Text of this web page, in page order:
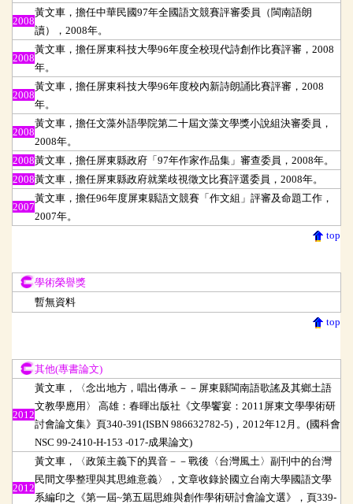
2008
黃文車，擔任中華民國97年全國語文競賽評審委員（閩南語朗
讀），2008年。
2008
黃文車，擔任屏東科技大學96年度全校現代詩創作比賽評審，2008
年。
2008
黃文車，擔任屏東科技大學96年度校內新詩朗誦比賽評審，2008
年。
2008
黃文車，擔任文藻外語學院第二十屆文藻文學獎小說組決審委員，
2008年。
2008黃文車，擔任屏東縣政府「97年作家作品集」審查委員，2008年。
2008黃文車，擔任屏東縣政府就業歧視徵文比賽評選委員，2008年。
2007
黃文車，擔任96年度屏東縣語文競賽「作文組」評審及命題工作，
2007年。
top
學術榮譽獎
暫無資料
top
其他(專書論文)
2012
黃文車，〈念出地方，唱出傳承－－屏東縣閩南語歌謠及其鄉土語
文教學應用〉 高雄：春暉出版社《文學饗宴：2011屏東文學學術研
討會論文集》頁340-391(ISBN 986632782-5)，2012年12月。(國科會
NSC 99-2410-H-153 -017-成果論文)
2012
黃文車，〈政策主義下的異音－－戰後〈台灣風土〉副刊中的台灣
民間文學整理與其思維意義〉，文章收錄於國立台南大學國語文學
系編印之《第一屆~第五屆思維與創作學術研討會論文選》，頁339-